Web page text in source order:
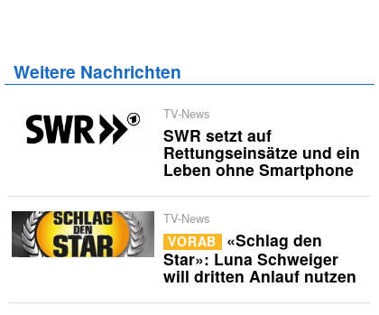
Weitere Nachrichten
TV-News
SWR setzt auf
Rettungseinsätze und ein
Leben ohne Smartphone
TV-News
VORAB «Schlag den
Star»: Luna Schweiger
will dritten Anlauf nutzen